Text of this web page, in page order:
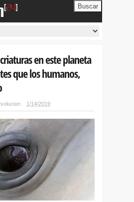
Buscar
en este planeta
que los humanos,
1/14/2019